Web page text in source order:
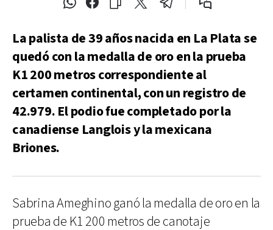
La palista de 39 años nacida en La Plata se
quedó con la medalla de oro en la prueba
K1 200 metros correspondiente al
certamen continental, con un registro de
42.979. El podio fue completado por la
canadiense Langlois y la mexicana
Briones.
Sabrina Ameghino ganó la medalla de oro en la
prueba de K1 200 metros de canotaje